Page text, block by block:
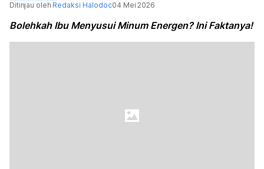
Ditinjau oleh Redaksi Halodoc04 Mei 2026
Bolehkah Ibu Menyusui Minum Energen? Ini Faktanya!